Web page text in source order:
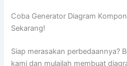
Coba Generator Diagram
Sekarang!
Siap merasakan perbedaannya?
kami dan mulailah membuat